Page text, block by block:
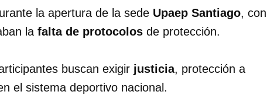
la apertura de la sede Upaep Santiago, con
la falta de protocolos de protección.
buscan exigir justicia, protección a
el sistema deportivo nacional.